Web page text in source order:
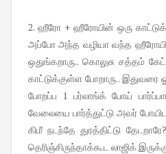
2. ஹீரோ + ஹீரோயின் ஒரு
அப்போ அந்த வழியா வந்த
ஒதுங்கறாரு.. கொலுசு சத்தம்
காட்டுக்குள்ள போறாரு.. இதுவரை
போறப்ப 1 பர்லாங்க் போய்
வேலையை பார்த்துட்டு அவர்
கிமீ நடந்தே துரத்திட்டு
தெரிஞ்சிருந்தாக்கூட லாஜிக்